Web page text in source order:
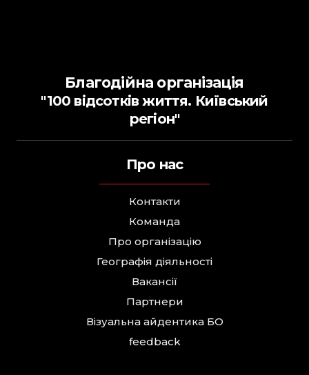
Благодійна організація
"100 відсотків життя. Київський
регіон"
Про нас
Контакти
Команда
Про організацію
Географія діяльності
Вакансії
Партнери
Візуальна айдентика БО
feedback